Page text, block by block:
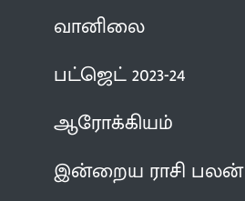
வானிலை
பட்ஜெட் 2023-24
ஆரோக்கியம்
இன்றைய ராசி பலன்